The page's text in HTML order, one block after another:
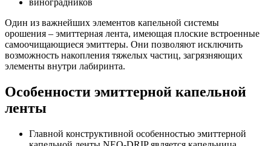
Один из важнейших элементов капельной системы
орошения – эмиттерная лента, имеющая плоские встроенные
самоочищающиеся эмиттеры. Они позволяют исключить
возможность накопления тяжелых частиц, загрязняющих
элементы внутри лабиринта.
Особенности эмиттерной капельной
ленты
Главной конструктивной особенностью эмиттерной